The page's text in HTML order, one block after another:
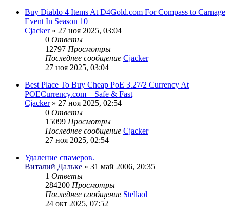
Buy Diablo 4 Items At D4Gold.com For Compass to Carnage
Event In Season 10
Cjacker» 27 ноя 2025, 03:04
0 Ответы
12797 Просмотры
Последнее сообщение Cjacker
27 ноя 2025, 03:04
Best Place To Buy Cheap PoE 3.27/2 Currency At
POECurrency.com – Safe & Fast
Cjacker» 27 ноя 2025, 02:54
0 Ответы
15099 Просмотры
Последнее сообщение Cjacker
27 ноя 2025, 02:54
Удаление спамеров.
Виталий Дальке » 31 май 2006, 20:35
1 Ответы
284200 Просмотры
Последнее сообщение Stellaol
24 окт 2025, 07:52